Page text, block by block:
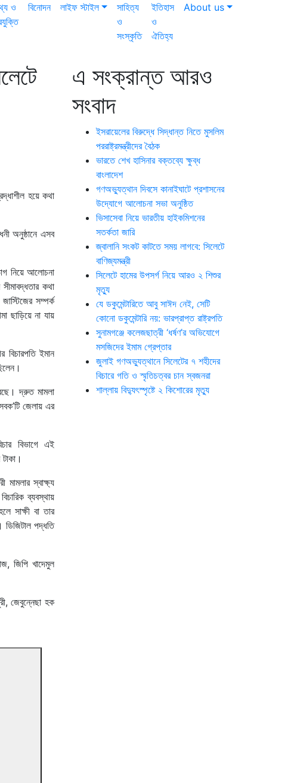
ও
বিনোদন লাইফ স্টাইল
সাহিত্য
ও
সংস্কৃতি
ইতিহাস
ও
ঐতিহ্য
About us
হয়ে কথা
অনুষ্ঠানে এসব
নিয়ে আলোচনা
কথা
সম্পর্ক
ছাড়িয়ে না যায়
ইমান
দ্রুত মামলা
জেলায় এর
বিভাগে এই
স্বাক্ষ্য
ব্যবস্থায়
সাক্ষী বা তার
পদ্ধতি
জিপি খাদেমুল
জেবুন্নেছা হক
এ সংক্রান্ত আরও
সংবাদ
ইসরায়েলের বিরুদ্ধে সিদ্ধান্ত নিতে মুসলিম
পররাষ্ট্রমন্ত্রীদের বৈঠক
ভারতে শেখ হাসিনার বক্তব্যে ক্ষুব্ধ
বাংলাদেশ
গণঅভ্যুত্থান দিবসে কানাইঘাটে প্রশাসনের
উদ্যোগে আলোচনা সভা অনুষ্ঠিত
ভিসাসেবা নিয়ে ভারতীয় হাইকমিশনের
সতর্কতা জারি
জ্বালানি সংকট কাটতে সময় লাগবে: সিলেটে
বাণিজ্যমন্ত্রী
সিলেটে হামের উপসর্গ নিয়ে আরও ২ শিশুর
মৃত্যু
যে ডকুমেন্টারিতে আবু সাঈদ নেই, সেটি
কোনো ডকুমেন্টারি নয়: ভারপ্রাপ্ত রাষ্ট্রপতি
সুনামগঞ্জে কলেজছাত্রী ‘ধর্ষণ’র অভিযোগে
মসজিদের ইমাম গ্রেপ্তার
জুলাই গণঅভ্যুত্থানে সিলেটের ৭ শহীদের
বিচারে গতি ও স্মৃতিচত্বর চান স্বজনরা
শাল্লায় বিদ্যুৎস্পৃষ্টে ২ কিশোরের মৃত্যু